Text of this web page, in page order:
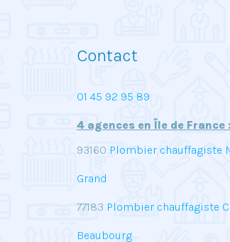
Contact
01 45 92 95 89
4 agences en Île de France :
93160 Plombier chauffagiste
Grand
77183 Plombier chauffagiste
Beaubourg